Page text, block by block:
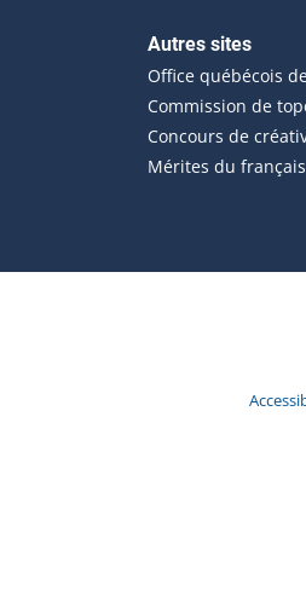
Autres sites
Office québécois
Commission de
Concours de
Mérites du français